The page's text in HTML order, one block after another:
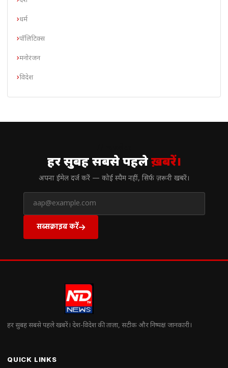
धर्म
पॉलिटिक्स
मनोरंजन
विदेश
हर सुबह सबसे पहलेख़बरें।
अपना ईमेल दर्ज करें — कोई स्पैम नहीं, सिर्फ ज़रूरी खबरें।
सब्सक्राइब करें
हर सुबह सबसे पहले खबरें। देश-विदेश की ताज़ा, सटीक और निष्पक्ष जानकारी।
QUICK LINKS